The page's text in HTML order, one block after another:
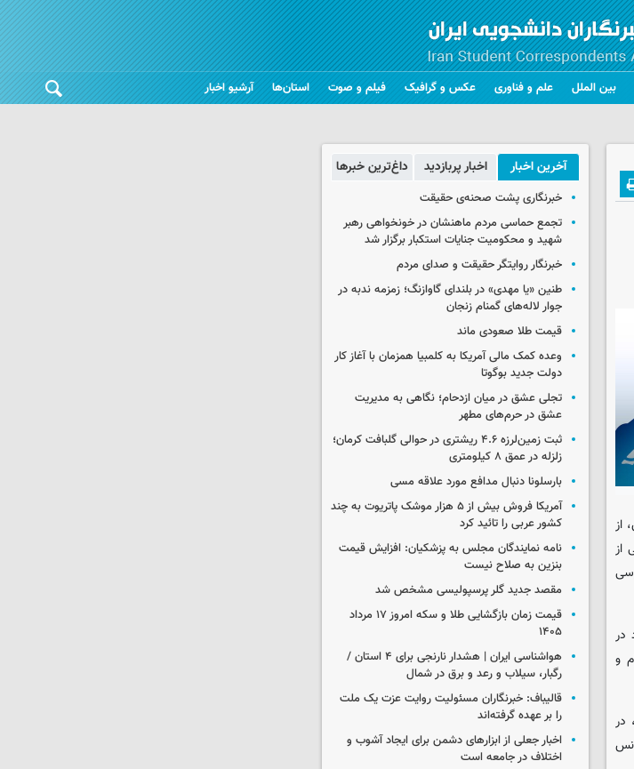
بین الملل علم و فناوری عکس و گرافیک فیلم و صوت استان‌ها آرشیو اخبار
از
از
در
و
در
یونس
آخرین اخبار اخبار پربازدید داغ‌ترین خبرها
خبرنگاری پشت صحنه‌ی حقیقت
تجمع حماسی مردم ماهنشان در خونخواهی رهبر
شهید و محکومیت جنایات استکبار برگزار شد
خبرنگار روایتگر حقیقت و صدای مردم
طنین «یا مهدی» در بلندای گاوازنگ؛ زمزمه ندبه در
جوار لاله‌های گمنام زنجان
قیمت طلا صعودی ماند
وعده کمک مالی آمریکا به کلمبیا همزمان با آغاز کار
دولت جدید بوگوتا
تجلی عشق در میان ازدحام؛ نگاهی به مدیریت
عشق در حرم‌های مطهر
ثبت زمین‌لرزه ۴.۶ ریشتری در حوالی گلبافت کرمان؛
زلزله در عمق ۸ کیلومتری
بارسلونا دنبال مدافع مورد علاقه مسی
آمریکا فروش بیش از ۵ هزار موشک پاتریوت به چند
کشور عربی را تائید کرد
نامه نمایندگان مجلس به پزشکیان: افزایش قیمت
بنزین به صلاح نیست
مقصد جدید گلر پرسپولیسی مشخص شد
قیمت زمان بازگشایی طلا و سکه امروز ۱۷ مرداد
۱۴۰۵
هواشناسی ایران | هشدار نارنجی برای ۴ استان /
رگبار، سیلاب و رعد و برق در شمال
قالیباف: خبرنگاران مسئولیت روایت عزت یک ملت
را بر عهده گرفته‌اند
اخبار جعلی از ابزارهای دشمن برای ایجاد آشوب و
اختلاف در جامعه است